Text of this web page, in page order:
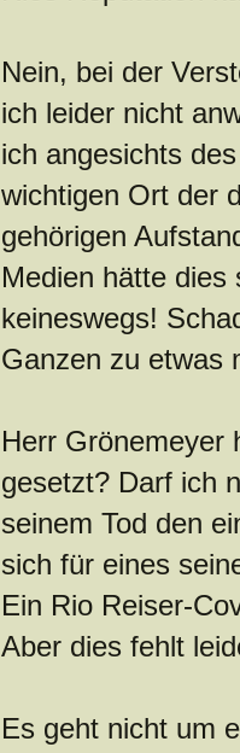
Nein, bei der
ich leider nicht
ich angesichts
wichtigen Ort der
gehörigen
Medien hätte dies
keineswegs!
Ganzen zu etwas
Herr Grönemeyer
gesetzt? Darf ich
seinem Tod den
sich für eines
Ein Rio Reiser-
Aber dies fehlt
Es geht nicht um